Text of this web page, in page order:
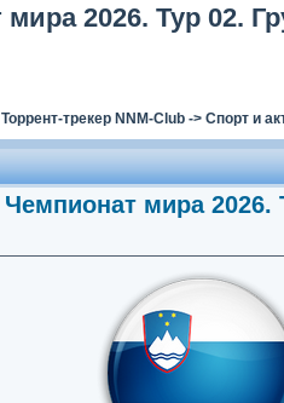
2026. Тур 02.
Торрент-трекер NNM-Club -> Спорт и
Чемпионат мира 2026.